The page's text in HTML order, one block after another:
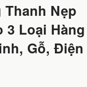
Nẹp
3 Loại Hàng
Gỗ, Điện